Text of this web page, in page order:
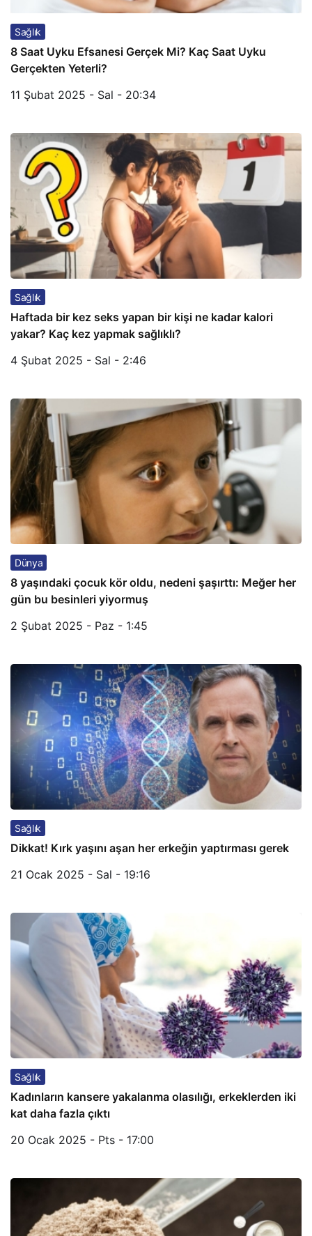
Sağlık
8 Saat Uyku Efsanesi Gerçek Mi? Kaç Saat Uyku
Gerçekten Yeterli?
11 Şubat 2025 - Sal - 20:34
Sağlık
Haftada bir kez seks yapan bir kişi ne kadar kalori
yakar? Kaç kez yapmak sağlıklı?
4 Şubat 2025 - Sal - 2:46
Dünya
8 yaşındaki çocuk kör oldu, nedeni şaşırttı: Meğer her
gün bu besinleri yiyormuş
2 Şubat 2025 - Paz - 1:45
Sağlık
Dikkat! Kırk yaşını aşan her erkeğin yaptırması gerek
21 Ocak 2025 - Sal - 19:16
Sağlık
Kadınların kansere yakalanma olasılığı, erkeklerden iki
kat daha fazla çıktı
20 Ocak 2025 - Pts - 17:00